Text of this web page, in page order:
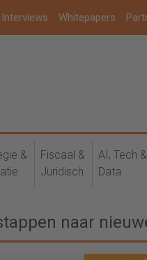
Interviews Whitepapers
&
Fiscaal &
Juridisch
AI, Tech &
Data
naar